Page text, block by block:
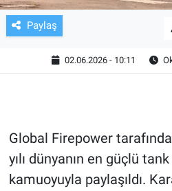
Paylaş
02.06.2026 - 10:11
Global Firepower
yılı dünyanın en güçlü
kamuoyuyla paylaşıldı.
ASAYİŞ
EKONOMİ
ÇEVRE
HABERDE İNSAN